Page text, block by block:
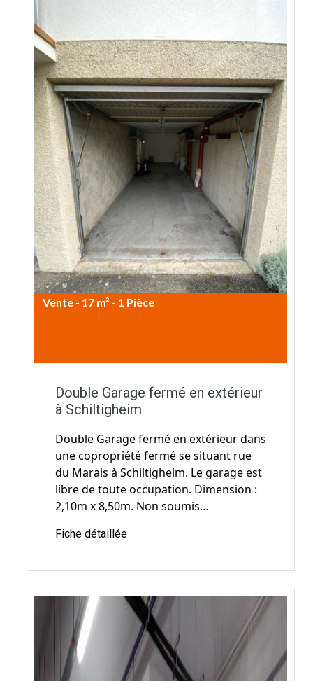
Vente - 17 m² - 1 Pièce
28.500€ HAI
Double Garage fermé en extérieur
à Schiltigheim
Double Garage fermé en extérieur dans
une copropriété fermé se situant rue
Fiche détaillée